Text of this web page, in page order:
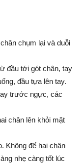
chụm lại và duỗi
đầu tới gót chân, tay
đầu tựa lên tay.
trước ngực, các
chân lên khỏi mặt
Không để hai chân
nhẹ càng tốt lúc